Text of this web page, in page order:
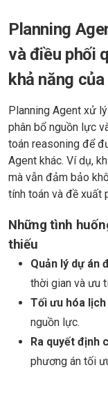
Planning
và điều phối
khả năng
Planning Agent xử
phân bổ nguồn lực
toán reasoning để
Agent khác. Ví dụ,
mà vẫn đảm bảo
tính toán và đề xuất
Những tình
thiếu
Quản lý dự án
thời gian và ưu
Tối ưu hóa
nguồn lực.
Ra quyết định
phương án tối